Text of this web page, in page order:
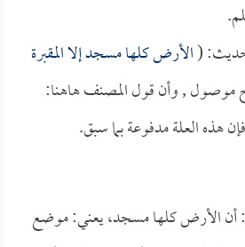
حديث: (الأرض كلها مسجد إلا المقبرة
, وأن قول المصنف هاهنا:
هذه العلة مدفوعة بما سبق.
أن الأرض كلها مسجد، يعني: موضع